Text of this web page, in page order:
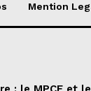
Mention